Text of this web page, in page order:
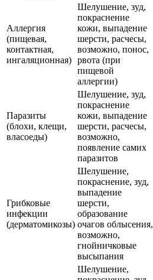
Аллергия
(пищевая,
контактная,
ингаляционная)
Шелушение, зуд,
покраснение
кожи, выпадение
шерсти, расчесы,
возможно, понос,
рвота (при
пищевой
аллергии)
Паразиты
(блохи, клещи,
власоеды)
Шелушение, зуд,
покраснение
кожи, выпадение
шерсти, расчесы,
возможно,
появление самих
паразитов
Грибковые
инфекции
(дерматомикозы)
Шелушение,
покраснение, зуд,
выпадение
шерсти,
образование
очагов облысения,
возможно,
гнойничковые
высыпания
Шелушение,